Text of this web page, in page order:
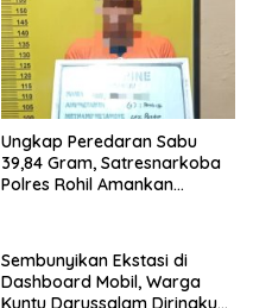
Ungkap Peredaran Sabu
39,84 Gram, Satresnarkoba
Polres Rohil Amankan
Sembunyikan Ekstasi di
Dashboard Mobil, Warga
Kuntu Darussalam Diringkus